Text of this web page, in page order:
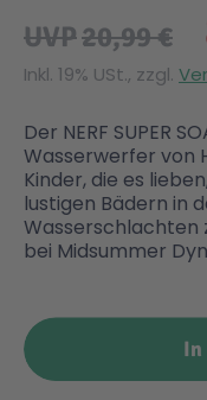
Sachbücher /
Zeit & Reise
Puzzle &
Holzspielwaren
Elektronische
Malen & Zeichnen
DUPLO®
Friends
Jurassic World™
Marvel™ Super
Family Fun
Figures
Fun Stars
Knights
UVP20,99 €
Inkl. 19% USt., zzgl.
Der NERF SUPER
Wasserwerfer von
Kinder, die es
lustigen Bädern in
Wasserschlachten
bei Midsummer
In